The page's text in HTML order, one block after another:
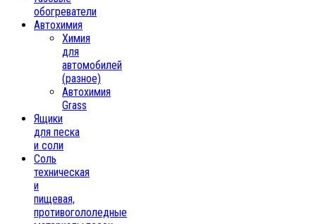
обогреватели
Автохимия
Химия
для
автомобилей
(разное)
Автохимия
Grass
Ящики
для песка
и соли
Соль
техническая
и
пищевая,
противогололедные